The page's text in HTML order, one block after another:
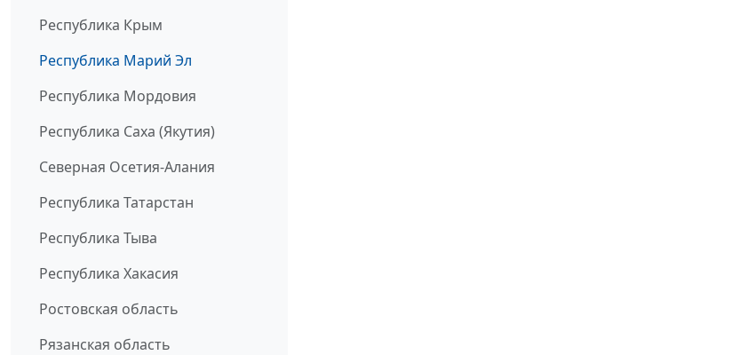
Республика Крым
Республика Марий Эл
Республика Мордовия
Республика Саха (Якутия)
Северная Осетия-Алания
Республика Татарстан
Республика Тыва
Республика Хакасия
Ростовская область
Рязанская область